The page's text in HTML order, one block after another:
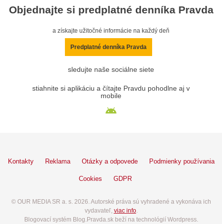
Objednajte si predplatné denníka Pravda
a získajte užitočné informácie na každý deň
Predplatné denníka Pravda
sledujte naše sociálne siete
stiahnite si aplikáciu a čítajte Pravdu pohodlne aj v
mobile
Kontakty Reklama Otázky a odpovede Podmienky používania
Cookies GDPR
© OUR MEDIA SR a. s. 2026. Autorské práva sú vyhradené a vykonáva ich
vydavateľ, viac info.
Blogovací systém Blog.Pravda.sk beží na technológií Wordpress.